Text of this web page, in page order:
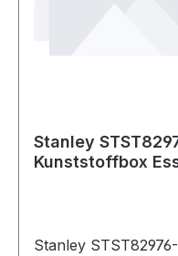
Stanley
Kunststoffbox
Stanley